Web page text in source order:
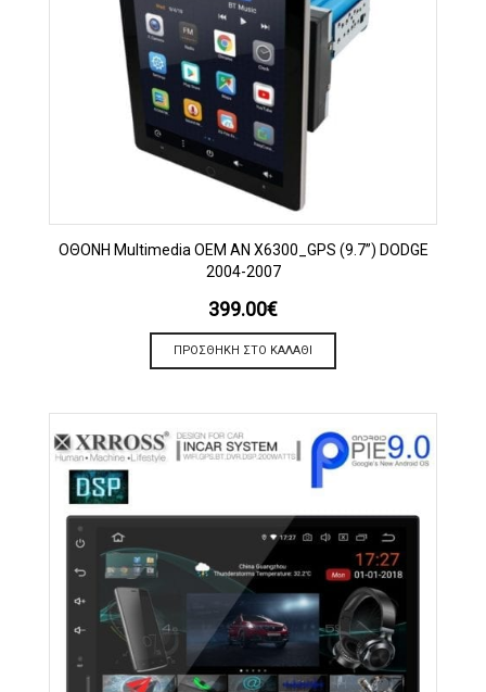
OΘΟΝΗ Multimedia OEM AN X6300_GPS (9.7”) DODGE
2004-2007
399.00€
ΠΡΟΣΘΉΚΗ ΣΤΟ ΚΑΛΆΘΙ